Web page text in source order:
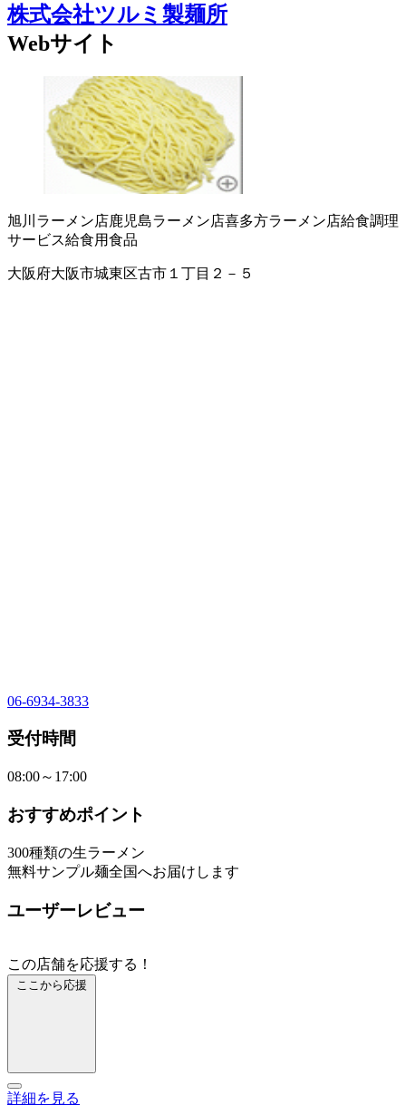
株式会社ツルミ製麺所
Webサイト
旭川ラーメン店鹿児島ラーメン店喜多方ラーメン店給食調理
サービス給食用食品
大阪府大阪市城東区古市１丁目２－５
06-6934-3833
受付時間
08:00～17:00
おすすめポイント
300種類の生ラーメン
無料サンプル麺全国へお届けします
ユーザーレビュー
この店舗を応援する！
ここから応援
詳細を見る